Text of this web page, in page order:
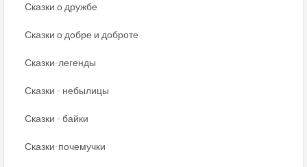
Сказки о дружбе
Сказки о добре и доброте
Сказки-легенды
Сказки - небылицы
Сказки - байки
Сказки-почемучки